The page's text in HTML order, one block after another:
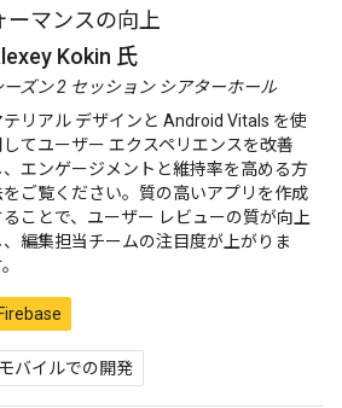
ーマンスの向上
Kokin 氏
ーズン 2 セッション シアターホール
テリアル デザインと Android Vitals を使
してユーザー エクスペリエンスを改善
、エンゲージメントと維持率を高める方
をご覧ください。質の高いアプリを作成
ることで、ユーザー レビューの質が向上
、編集担当チームの注目度が上がりま
Firebase
モバイルでの開発